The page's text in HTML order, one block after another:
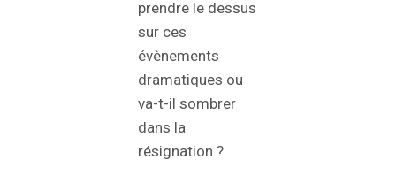
prendre le dessus
sur ces
évènements
dramatiques ou
va-t-il sombrer
dans la
résignation ?